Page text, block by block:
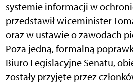
systemie informacji w
przedstawił wiceminister
oraz w ustawie o zawodach
Poza jedną, formalną
Biuro Legislacyjne Senatu,
zostały przyjęte przez